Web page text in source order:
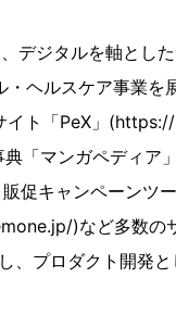
デジタルを軸とし
・ヘルスケア事業
イト「PeX」
「マンガペディ
促キャンペーンツ
)など多数の
、プロダクト開発